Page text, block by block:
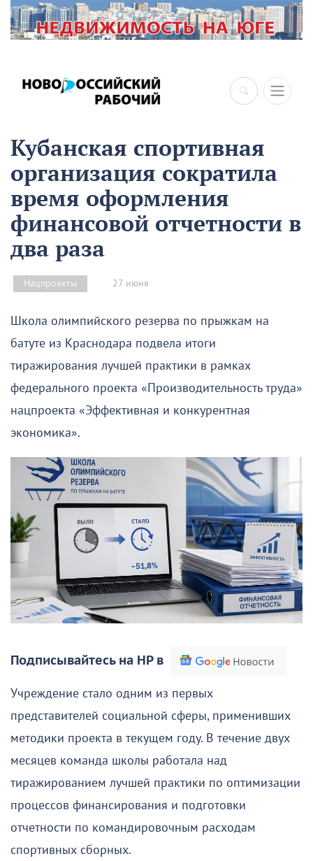
×
Кубанская спортивная
организация сократила
время оформления
финансовой отчетности в
два раза
Нацпроекты 27 июня
Школа олимпийского резерва по прыжкам на
батуте из Краснодара подвела итоги
тиражирования лучшей практики в рамках
федерального проекта «Производительность труда»
нацпроекта «Эффективная и конкурентная
экономика».
Подписывайтесь на НР в
Учреждение стало одним из первых
представителей социальной сферы, применивших
методики проекта в текущем году. В течение двух
месяцев команда школы работала над
тиражированием лучшей практики по оптимизации
процессов финансирования и подготовки
отчетности по командировочным расходам
спортивных сборных.